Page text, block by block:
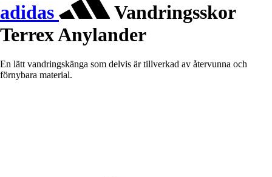
adidas
Vandringsskor
Terrex Anylander
En lätt vandringskänga som delvis är tillverkad av återvunna och
förnybara material.